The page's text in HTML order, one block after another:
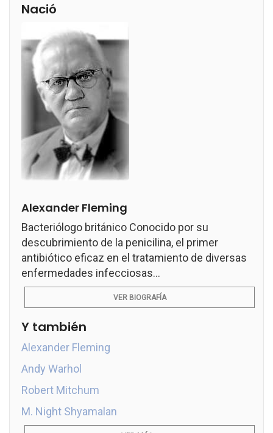
Nació
Alexander Fleming
Bacteriólogo británico Conocido por su
descubrimiento de la penicilina, el primer
antibiótico eficaz en el tratamiento de diversas
enfermedades infecciosas...
VER BIOGRAFÍA
Y también
Alexander Fleming
Andy Warhol
Robert Mitchum
M. Night Shyamalan